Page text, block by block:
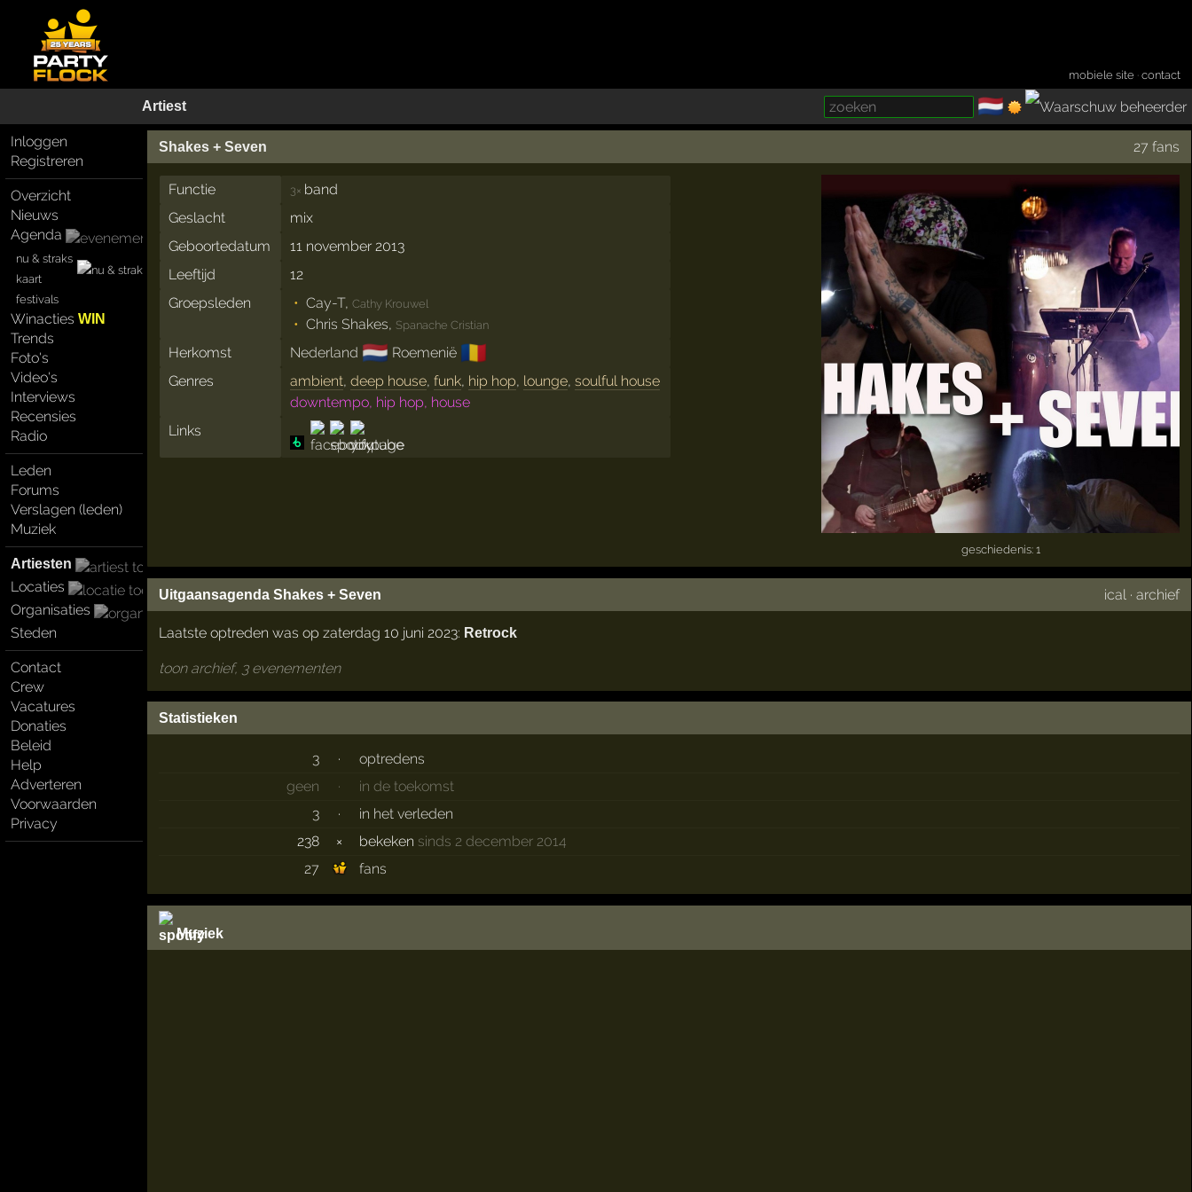
mobiele site ·contact
Artiest 🇳🇱
Inloggen
Registreren
Overzicht
Nieuws
Agenda
nu & straks
kaart
festivals
WinactiesWIN
Trends
Foto's
Video's
Interviews
Recensies
Radio
Leden
Forums
Verslagen (leden)
Muziek
Artiesten
Locaties
Organisaties
Steden
Contact
Crew
Vacatures
Donaties
Beleid
Help
Adverteren
Voorwaarden
Privacy
Shakes + Seven 27 fans
geschiedenis: 1
Functie 3× band
Geslacht
mix
Geboortedatum
11 november 2013
Leeftijd
12
Groepsleden
Cay-T, Cathy Krouwel
Chris Shakes, Spanache Cristian
Herkomst Nederland 🇳🇱 Roemenië 🇷🇴
Genres ambient,deep house,funk, hip hop, lounge,soulful house
downtempo, hip hop, house
Links
Uitgaansagenda Shakes + Seven ical ·archief
Laatste optreden was op zaterdag 10 juni 2023: Retrock
toon archief, 3 evenementen
Statistieken
3 ·
optredens
geen
·
in de toekomst
3
·
in het verleden
238
× bekeken sinds 2 december 2014
27
fans
Muziek